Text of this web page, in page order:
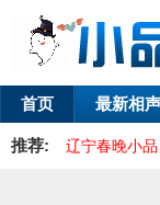
首页 最新相
推荐: 辽宁春晚小品